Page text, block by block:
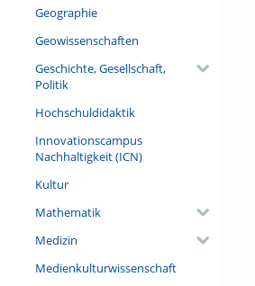
Geographie
Geowissenschaften
Geschichte, Gesellschaft,
Politik
Hochschuldidaktik
Innovationscampus
Nachhaltigkeit (ICN)
Kultur
Mathematik
Medizin
Medienkulturwissenschaft